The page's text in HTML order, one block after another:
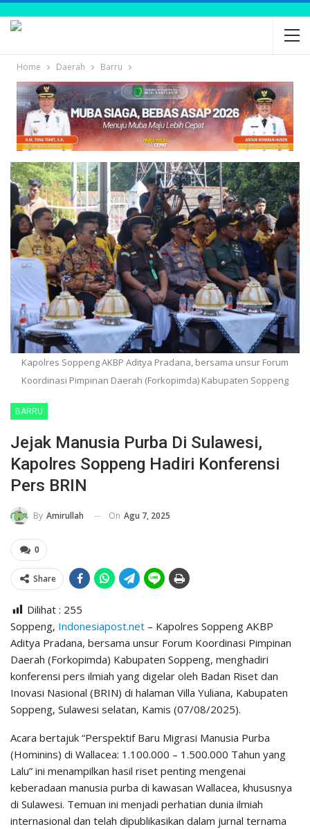
Home Daerah Barru
Kapolres Soppeng AKBP Aditya Pradana, bersama unsur Forum
Koordinasi Pimpinan Daerah (Forkopimda) Kabupaten Soppeng
BARRU
Jejak Manusia Purba Di Sulawesi,
Kapolres Soppeng Hadiri Konferensi
Pers BRIN
By Amirullah On Agu 7, 2025
0
Share
Dilihat : 255
Soppeng, Indonesiapost.net – Kapolres Soppeng AKBP
Aditya Pradana, bersama unsur Forum Koordinasi Pimpinan
Daerah (Forkopimda) Kabupaten Soppeng, menghadiri
konferensi pers ilmiah yang digelar oleh Badan Riset dan
Inovasi Nasional (BRIN) di halaman Villa Yuliana, Kabupaten
Soppeng, Sulawesi selatan, Kamis (07/08/2025).
Acara bertajuk “Perspektif Baru Migrasi Manusia Purba
(Hominins) di Wallacea: 1.100.000 – 1.500.000 Tahun yang
Lalu” ini menampilkan hasil riset penting mengenai
keberadaan manusia purba di kawasan Wallacea, khususnya
di Sulawesi. Temuan ini menjadi perhatian dunia ilmiah
internasional dan telah dipublikasikan dalam jurnal ternama